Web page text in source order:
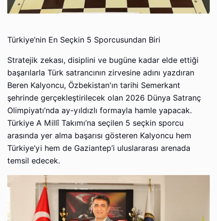
Türkiye’nin En Seçkin 5 Sporcusundan Biri
Stratejik zekası, disiplini ve bugüne kadar elde ettiği
başarılarla Türk satrancının zirvesine adını yazdıran
Beren Kalyoncu, Özbekistan'ın tarihi Semerkant
şehrinde gerçekleştirilecek olan 2026 Dünya Satranç
Olimpiyatı’nda ay-yıldızlı formayla hamle yapacak.
Türkiye A Millî Takımı’na seçilen 5 seçkin sporcu
arasında yer alma başarısı gösteren Kalyoncu hem
Türkiye’yi hem de Gaziantep’i uluslararası arenada
temsil edecek.